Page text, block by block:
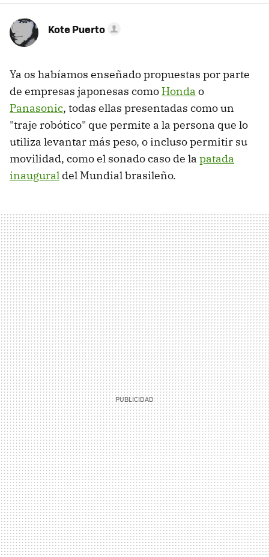
Kote Puerto
Ya os habíamos enseñado propuestas por parte
de empresas japonesas como Honda o
Panasonic, todas ellas presentadas como un
"traje robótico" que permite a la persona que lo
utiliza levantar más peso, o incluso permitir su
movilidad, como el sonado caso de la patada
inaugural del Mundial brasileño.